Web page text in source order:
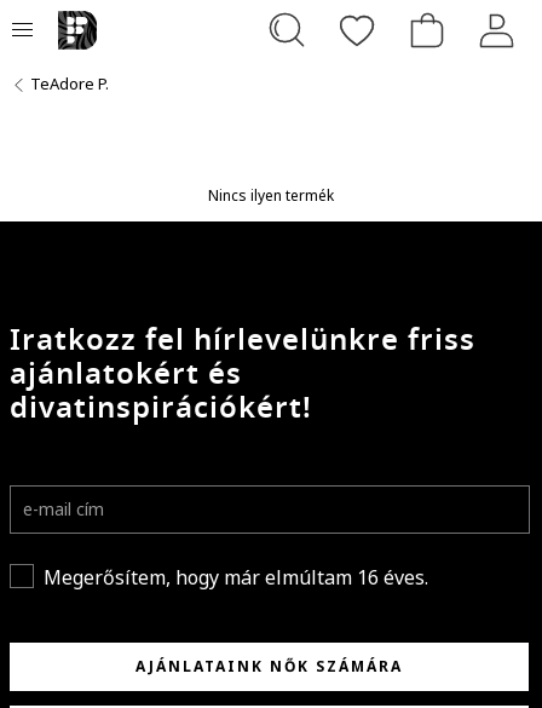
TeAdore P.
Nincs ilyen termék
Iratkozz fel hírlevelünkre friss
ajánlatokért és
divatinspirációkért!
Megerősítem, hogy már elmúltam 16 éves.
AJÁNLATAINK NŐK SZÁMÁRA